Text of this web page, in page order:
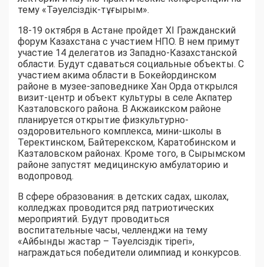
тему «Тәуелсіздік-тұғырым».
18-19 октября в Астане пройдет XI Гражданский
форум Казахстана с участием НПО. В нем примут
участие 14 делегатов из Западно-Казахстанской
области. Будут сдаваться социальные объекты. С
участием акима области в Бокейординском
районе в музее-заповеднике Хан Орда открылся
визит-центр и объект культуры в селе Акпатер
Казталовского района. В Акжаикском районе
планируется открытие физкультурно-
оздоровительного комплекса, мини-школы в
Теректинском, Байтерекском, Каратобинском и
Казталовском районах. Кроме того, в Сырымском
районе запустят медицинскую амбулаторию и
водопровод.
В сфере образования: в детских садах, школах,
колледжах проводится ряд патриотических
мероприятий. Будут проводиться
воспитательные часы, челленджи на тему
«Айбынды жастар – Тәуелсіздік тірегі»,
награждаться победители олимпиад и конкурсов.